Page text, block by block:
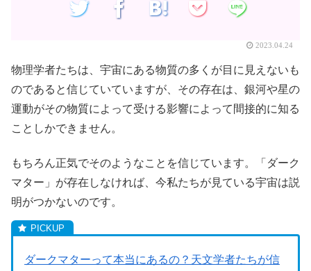
2023.04.24
物理学者たちは、宇宙にある物質の多くが目に見えないも
のであると信じていていますが、その存在は、銀河や星の
運動がその物質によって受ける影響によって間接的に知る
ことしかできません。
もちろん正気でそのようなことを信じています。「ダーク
マター」が存在しなければ、今私たちが見ている宇宙は説
明がつかないのです。
ダークマターって本当にあるの？天文学者たちが信